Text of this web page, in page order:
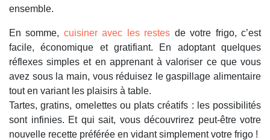
ensemble.
En somme, cuisiner avec les restes de votre frigo, c’est
facile, économique et gratifiant. En adoptant quelques
réflexes simples et en apprenant à valoriser ce que vous
avez sous la main, vous réduisez le gaspillage alimentaire
tout en variant les plaisirs à table.
Tartes, gratins, omelettes ou plats créatifs : les possibilités
sont infinies. Et qui sait, vous découvrirez peut-être votre
nouvelle recette préférée en vidant simplement votre frigo !